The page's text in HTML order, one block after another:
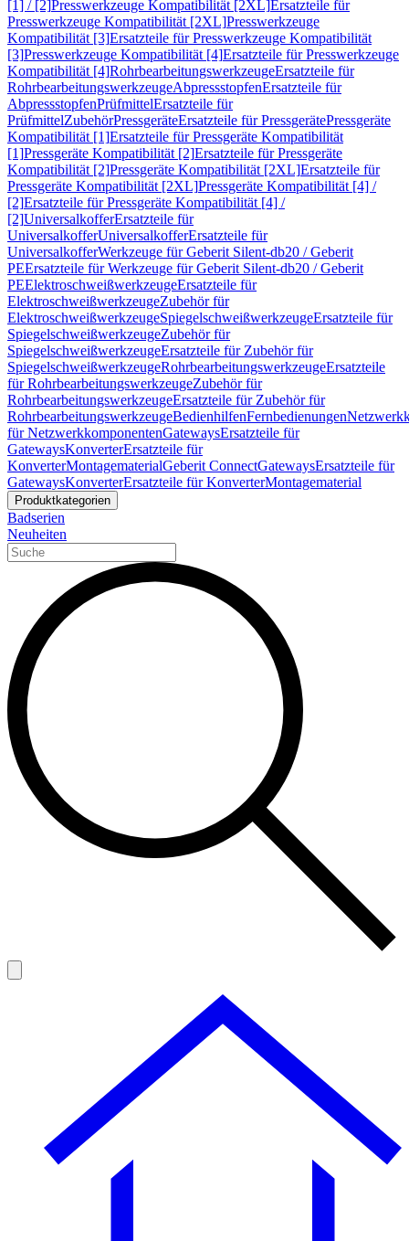
[1] / [2]Presswerkzeuge Kompatibilität [2XL]Ersatzteile für
Presswerkzeuge Kompatibilität [2XL]Presswerkzeuge
Kompatibilität [3]Ersatzteile für Presswerkzeuge Kompatibilität
[3]Presswerkzeuge Kompatibilität [4]Ersatzteile für Presswerkzeuge
Kompatibilität [4]RohrbearbeitungswerkzeugeErsatzteile für
RohrbearbeitungswerkzeugeAbpressstopfenErsatzteile für
AbpressstopfenPrüfmittelErsatzteile für
PrüfmittelZubehörPressgeräteErsatzteile für PressgerätePressgeräte
Kompatibilität [1]Ersatzteile für Pressgeräte Kompatibilität
[1]Pressgeräte Kompatibilität [2]Ersatzteile für Pressgeräte
Kompatibilität [2]Pressgeräte Kompatibilität [2XL]Ersatzteile für
Pressgeräte Kompatibilität [2XL]Pressgeräte Kompatibilität [4] /
[2]Ersatzteile für Pressgeräte Kompatibilität [4] /
[2]UniversalkofferErsatzteile für
UniversalkofferUniversalkofferErsatzteile für
UniversalkofferWerkzeuge für Geberit Silent-db20 / Geberit
PEErsatzteile für Werkzeuge für Geberit Silent-db20 / Geberit
PEElektroschweißwerkzeugeErsatzteile für
ElektroschweißwerkzeugeZubehör für
ElektroschweißwerkzeugeSpiegelschweißwerkzeugeErsatzteile für
SpiegelschweißwerkzeugeZubehör für
SpiegelschweißwerkzeugeErsatzteile für Zubehör für
SpiegelschweißwerkzeugeRohrbearbeitungswerkzeugeErsatzteile
für RohrbearbeitungswerkzeugeZubehör für
RohrbearbeitungswerkzeugeErsatzteile für Zubehör für
RohrbearbeitungswerkzeugeBedienhilfenFernbedienungen
für NetzwerkkomponentenGatewaysErsatzteile für
GatewaysKonverterErsatzteile für
KonverterMontagematerialGeberit ConnectGatewaysErsatzteile für
GatewaysKonverterErsatzteile für KonverterMontagematerial
Produktkategorien
Badserien
Neuheiten